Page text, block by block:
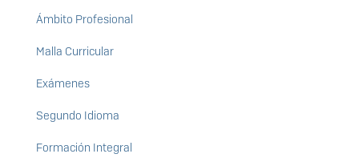
Ámbito Profesional
Malla Curricular
Exámenes
Segundo Idioma
Formación Integral